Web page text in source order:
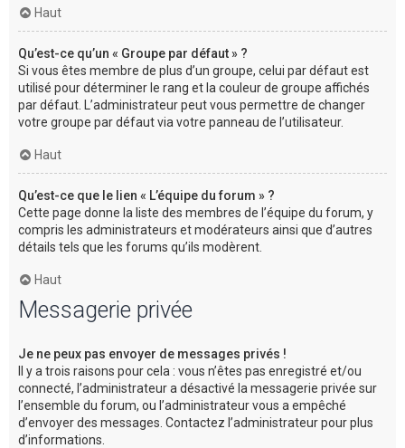
Haut
Qu’est-ce qu’un « Groupe par défaut » ?
Si vous êtes membre de plus d’un groupe, celui par défaut est
utilisé pour déterminer le rang et la couleur de groupe affichés
par défaut. L’administrateur peut vous permettre de changer
votre groupe par défaut via votre panneau de l’utilisateur.
Haut
Qu’est-ce que le lien « L’équipe du forum » ?
Cette page donne la liste des membres de l’équipe du forum, y
compris les administrateurs et modérateurs ainsi que d’autres
détails tels que les forums qu’ils modèrent.
Haut
Messagerie privée
Je ne peux pas envoyer de messages privés !
Il y a trois raisons pour cela : vous n’êtes pas enregistré et/ou
connecté, l’administrateur a désactivé la messagerie privée sur
l’ensemble du forum, ou l’administrateur vous a empêché
d’envoyer des messages. Contactez l’administrateur pour plus
d’informations.